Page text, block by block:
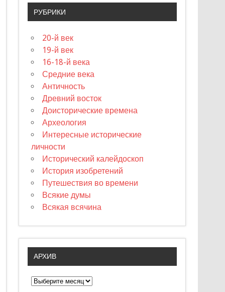
РУБРИКИ
20-й век
19-й век
16-18-й века
Средние века
Античность
Древний восток
Доисторические времена
Археология
Интересные исторические
личности
Исторический калейдоскоп
История изобретений
Путешествия во времени
Всякие думы
Всякая всячина
АРХИВ
А
р